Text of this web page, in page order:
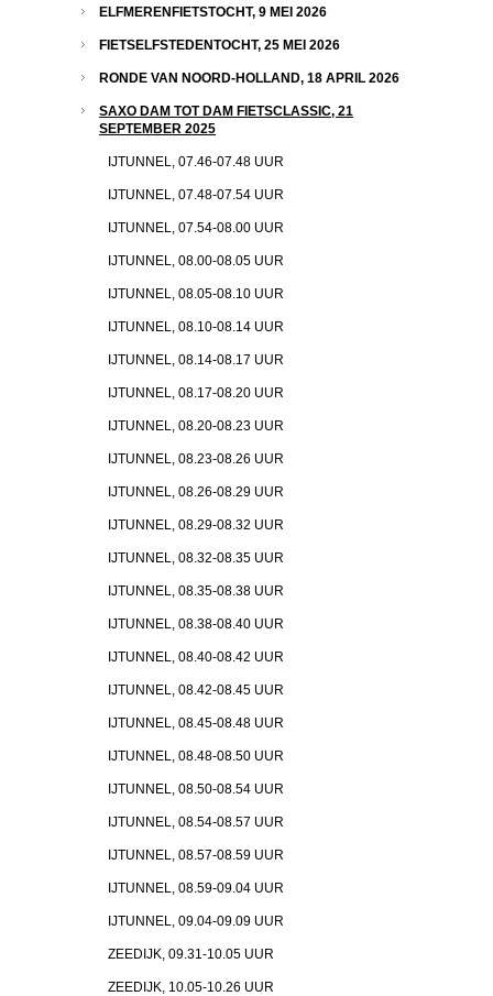
ELFMERENFIETSTOCHT, 9 MEI 2026
FIETSELFSTEDENTOCHT, 25 MEI 2026
RONDE VAN NOORD-HOLLAND, 18 APRIL 2026
SAXO DAM TOT DAM FIETSCLASSIC, 21
SEPTEMBER 2025
IJTUNNEL, 07.46-07.48 UUR
IJTUNNEL, 07.48-07.54 UUR
IJTUNNEL, 07.54-08.00 UUR
IJTUNNEL, 08.00-08.05 UUR
IJTUNNEL, 08.05-08.10 UUR
IJTUNNEL, 08.10-08.14 UUR
IJTUNNEL, 08.14-08.17 UUR
IJTUNNEL, 08.17-08.20 UUR
IJTUNNEL, 08.20-08.23 UUR
IJTUNNEL, 08.23-08.26 UUR
IJTUNNEL, 08.26-08.29 UUR
IJTUNNEL, 08.29-08.32 UUR
IJTUNNEL, 08.32-08.35 UUR
IJTUNNEL, 08.35-08.38 UUR
IJTUNNEL, 08.38-08.40 UUR
IJTUNNEL, 08.40-08.42 UUR
IJTUNNEL, 08.42-08.45 UUR
IJTUNNEL, 08.45-08.48 UUR
IJTUNNEL, 08.48-08.50 UUR
IJTUNNEL, 08.50-08.54 UUR
IJTUNNEL, 08.54-08.57 UUR
IJTUNNEL, 08.57-08.59 UUR
IJTUNNEL, 08.59-09.04 UUR
IJTUNNEL, 09.04-09.09 UUR
ZEEDIJK, 09.31-10.05 UUR
ZEEDIJK, 10.05-10.26 UUR